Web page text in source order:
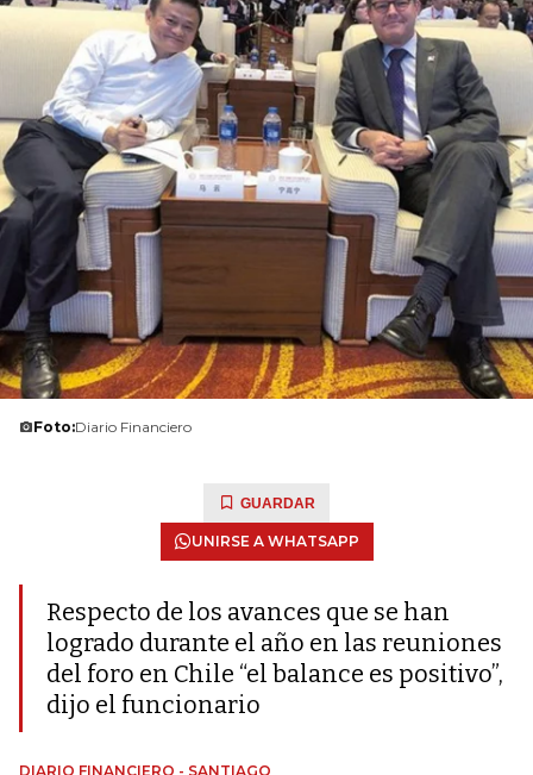
Foto:Diario Financiero
GUARDAR
UNIRSE A WHATSAPP
Respecto de los avances que se han
logrado durante el año en las reuniones
del foro en Chile “el balance es positivo”,
dijo el funcionario
DIARIO FINANCIERO - SANTIAGO